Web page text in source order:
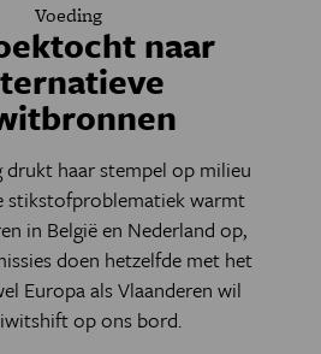
Voeding
naar
drukt haar stempel op milieu
stikstofproblematiek warmt
in België en Nederland op,
doen hetzelfde met het
Europa als Vlaanderen wil
op ons bord.